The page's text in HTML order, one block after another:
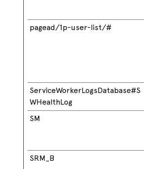
pagead/1p-user-list/#
ServiceWorkerLogsDatabase#S
WHealthLog
SM
SRM_B